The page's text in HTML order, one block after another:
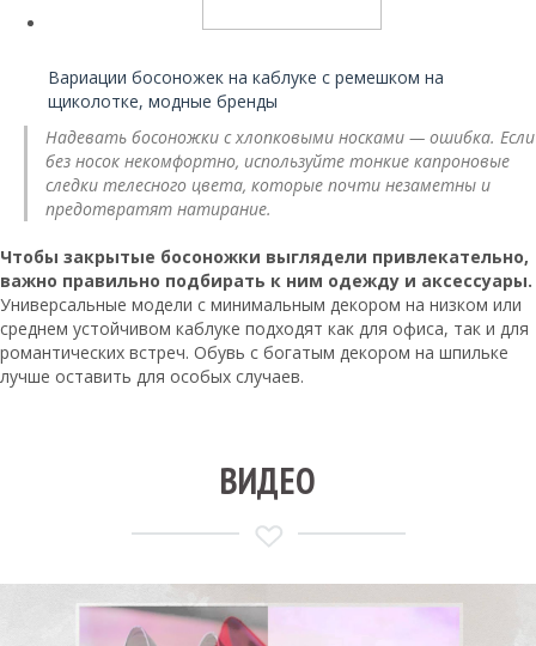
Вариации босоножек на каблуке с ремешком на
щиколотке, модные бренды
Надевать босоножки с хлопковыми носками — ошибка. Если
без носок некомфортно, используйте тонкие капроновые
следки телесного цвета, которые почти незаметны и
предотвратят натирание.
Чтобы закрытые босоножки выглядели привлекательно,
важно правильно подбирать к ним одежду и аксессуары.
Универсальные модели с минимальным декором на низком или
среднем устойчивом каблуке подходят как для офиса, так и для
романтических встреч. Обувь с богатым декором на шпильке
лучше оставить для особых случаев.
ВИДЕО